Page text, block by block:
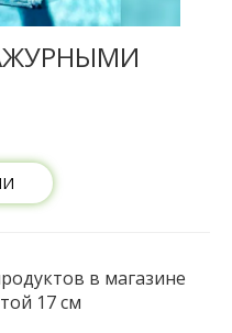
в магазине
17 см